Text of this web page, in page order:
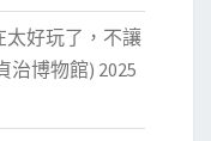
好玩了，不讓
治博物館) 2025